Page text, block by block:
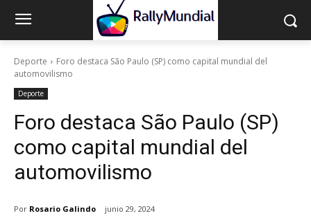
Deporte
Foro destaca São Paulo (SP) como capital mundial del
automovilismo
Deporte
Foro destaca São Paulo (SP)
como capital mundial del
automovilismo
Por Rosario Galindo junio 29, 2024